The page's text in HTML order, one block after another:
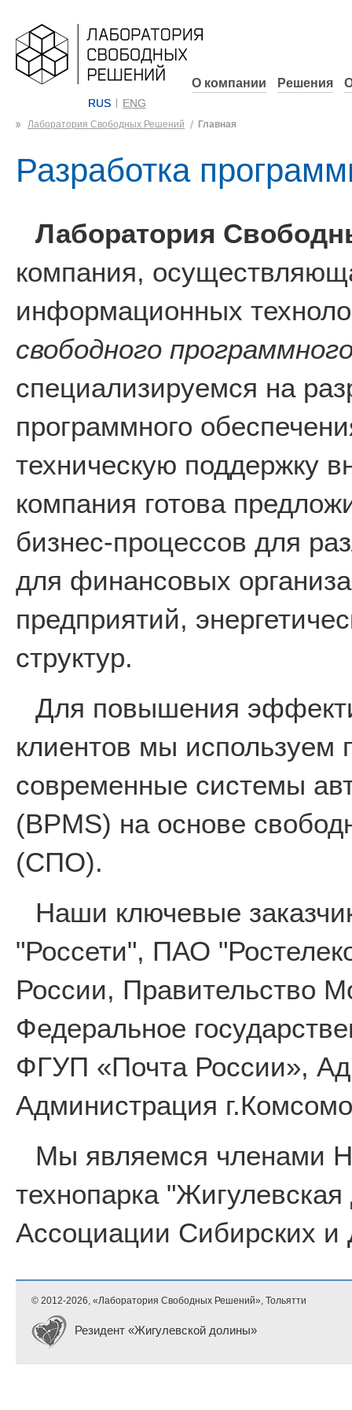
RUS ENG
О компании Решения
Лаборатория Свободных Решений Главная
Разработка
Лаборатория
компания,
информационных
свободного
специализируемся на
программного
техническую поддержку
компания готова
бизнес-процессов для
для финансовых
предприятий,
структур.
Для повышения
клиентов мы используем
современные системы
(BPMS) на основе
(СПО).
Наши ключевые
"Россети", ПАО
России, Правительство
Федеральное
ФГУП «Почта России»,
Администрация
Мы являемся членами
технопарка
Ассоциации Сибирских и
© 2012-2026, «Лаборатория Свободных Решений», Тольятти
Резидент «Жигулевской долины»